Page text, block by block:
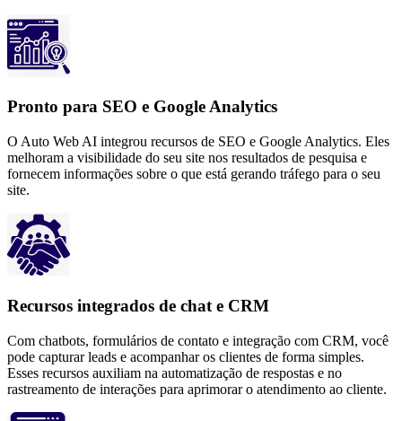
Pronto para SEO e Google Analytics
O Auto Web AI integrou recursos de SEO e Google Analytics. Eles
melhoram a visibilidade do seu site nos resultados de pesquisa e
fornecem informações sobre o que está gerando tráfego para o seu
site.
Recursos integrados de chat e CRM
Com chatbots, formulários de contato e integração com CRM, você
pode capturar leads e acompanhar os clientes de forma simples.
Esses recursos auxiliam na automatização de respostas e no
rastreamento de interações para aprimorar o atendimento ao cliente.